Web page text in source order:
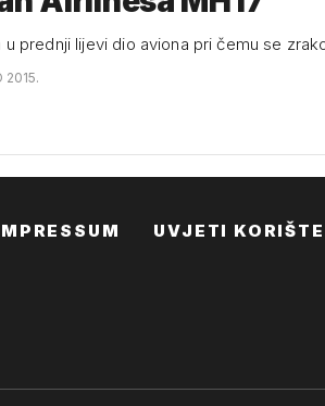
u prednji lijevi dio aviona pri čemu se
2015.
UVJETI